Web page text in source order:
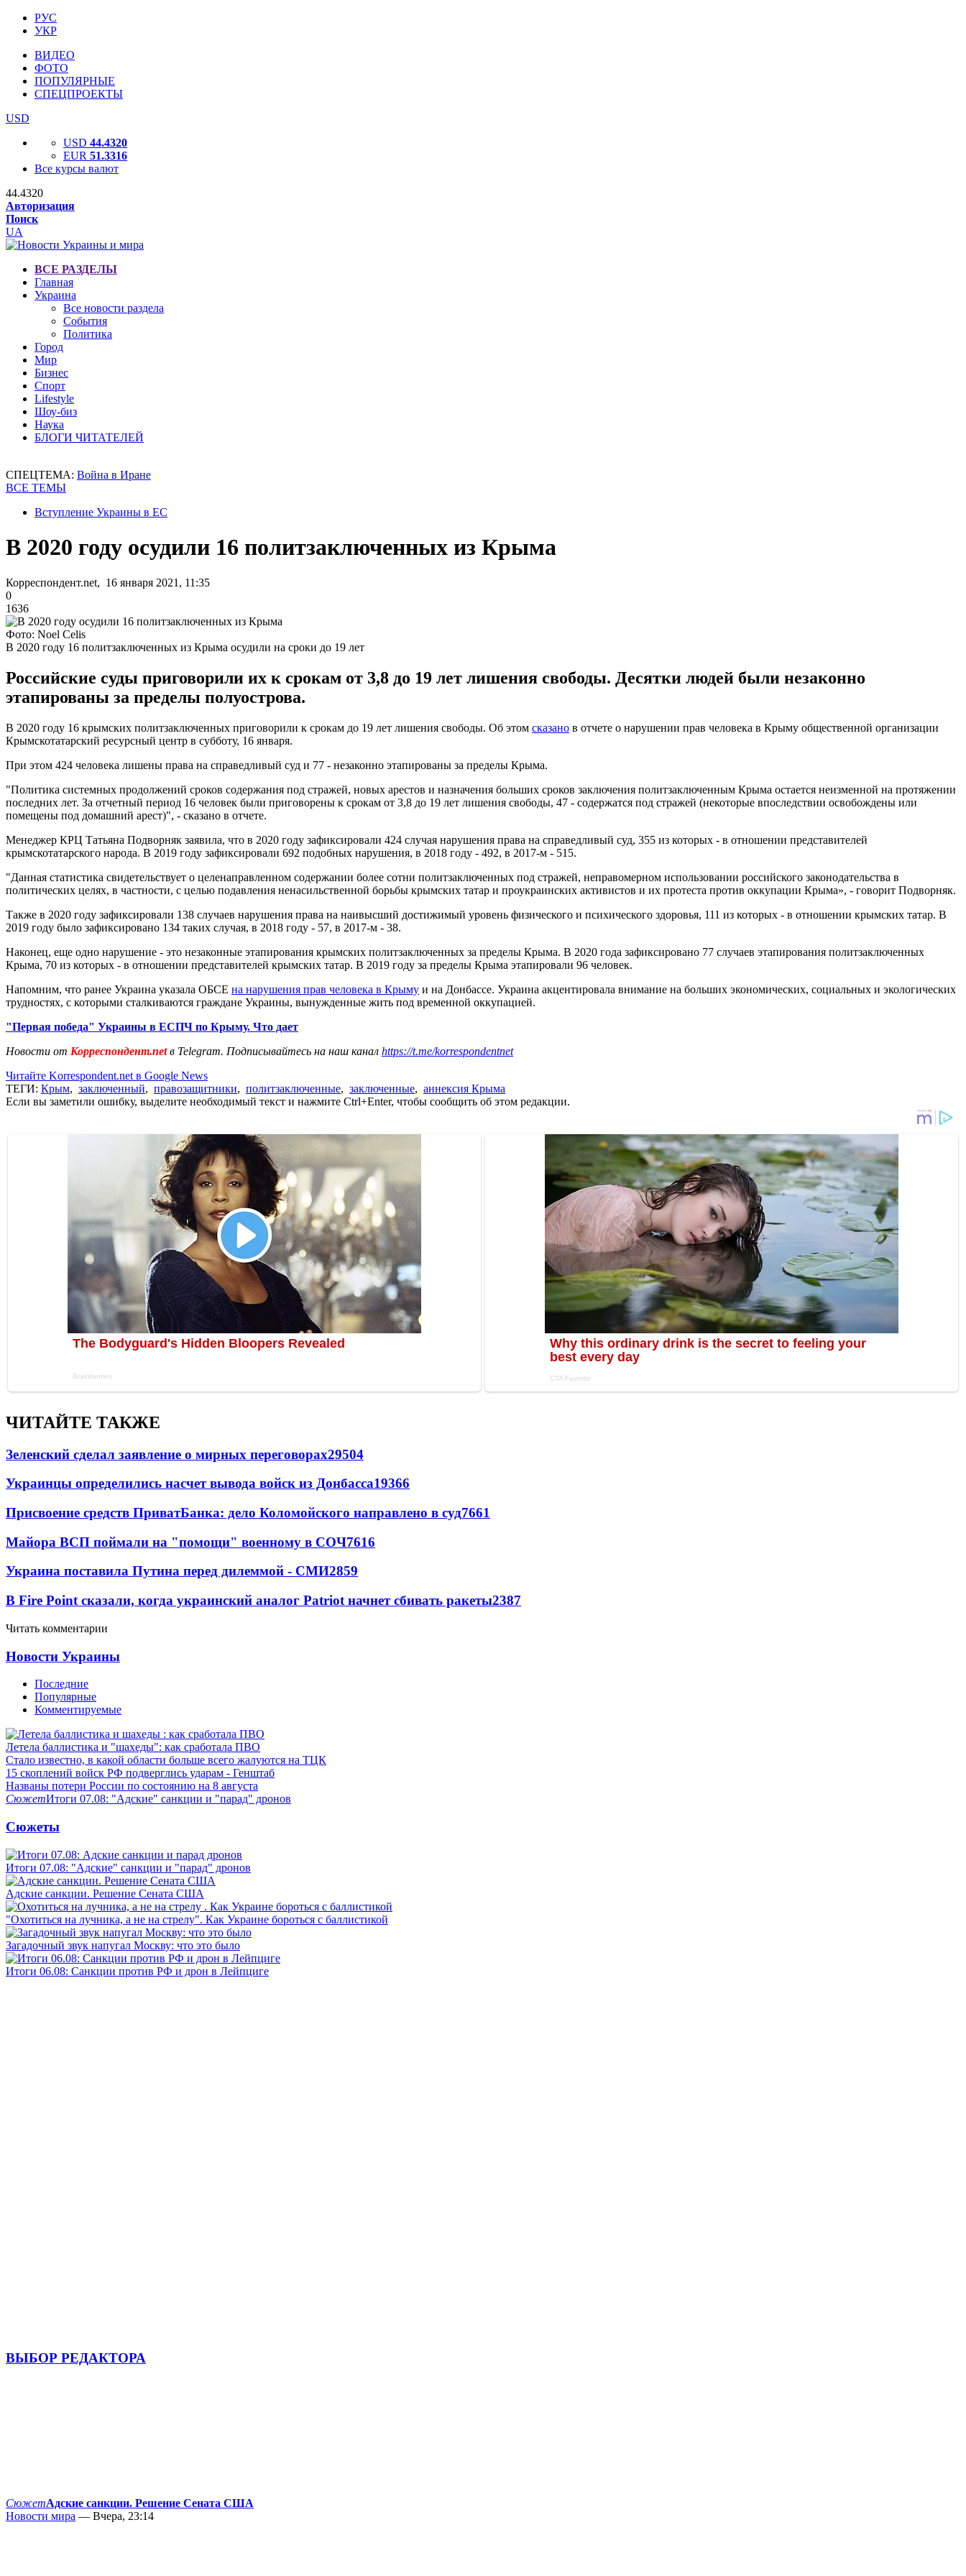
РУС
УКР
ВИДЕО
ФОТО
ПОПУЛЯРНЫЕ
СПЕЦПРОЕКТЫ
USD
USD 44.4320
EUR 51.3316
Все курсы валют
44.4320
Авторизация
Поиск
UA
ВСЕ РАЗДЕЛЫ
Главная
Украина
Все новости раздела
События
Политика
Город
Мир
Бизнес
Спорт
Lifestyle
Шоу-биз
Наука
БЛОГИ ЧИТАТЕЛЕЙ
СПЕЦТЕМА: Война в Иране
ВСЕ ТЕМЫ
Вступление Украины в ЕС
В 2020 году осудили 16 политзаключенных из Крыма
Корреспондент.net, 16 января 2021, 11:35
0
1636
Фото: Noel Celis
В 2020 году 16 политзаключенных из Крыма осудили на сроки до 19 лет
Российские суды приговорили их к срокам от 3,8 до 19 лет лишения свободы. Десятки людей были незаконно
этапированы за пределы полуострова.
В 2020 году 16 крымских политзаключенных приговорили к срокам до 19 лет лишения свободы. Об этом сказано в отчете о нарушении прав человека в Крыму общественной организации
Крымскотатарский ресурсный центр в субботу, 16 января.
При этом 424 человека лишены права на справедливый суд и 77 - незаконно этапированы за пределы Крыма.
"Политика системных продолжений сроков содержания под стражей, новых арестов и назначения больших сроков заключения политзаключенным Крыма остается неизменной на протяжении
последних лет. За отчетный период 16 человек были приговорены к срокам от 3,8 до 19 лет лишения свободы, 47 - содержатся под стражей (некоторые впоследствии освобождены или
помещены под домашний арест)", - сказано в отчете.
Менеджер КРЦ Татьяна Подворняк заявила, что в 2020 году зафиксировали 424 случая нарушения права на справедливый суд, 355 из которых - в отношении представителей
крымскотатарского народа. В 2019 году зафиксировали 692 подобных нарушения, в 2018 году - 492, в 2017-м - 515.
"Данная статистика свидетельствует о целенаправленном содержании более сотни политзаключенных под стражей, неправомерном использовании российского законодательства в
политических целях, в частности, с целью подавления ненасильственной борьбы крымских татар и проукраинских активистов и их протеста против оккупации Крыма», - говорит Подворняк.
Также в 2020 году зафиксировали 138 случаев нарушения права на наивысший достижимый уровень физического и психического здоровья, 111 из которых - в отношении крымских татар. В
2019 году было зафиксировано 134 таких случая, в 2018 году - 57, в 2017-м - 38.
Наконец, еще одно нарушение - это незаконные этапирования крымских политзаключенных за пределы Крыма. В 2020 года зафиксировано 77 случаев этапирования политзаключенных
Крыма, 70 из которых - в отношении представителей крымских татар. В 2019 году за пределы Крыма этапировали 96 человек.
Напомним, что ранее Украина указала ОБСЕ на нарушения прав человека в Крыму и на Донбассе. Украина акцентировала внимание на больших экономических, социальных и экологических
трудностях, с которыми сталкиваются граждане Украины, вынужденные жить под временной оккупацией.
"Первая победа" Украины в ЕСПЧ по Крыму. Что дает
Новости от Корреспондент.netв Telegram. Подписывайтесь на наш канал https://t.me/korrespondentnet
Читайте Korrespondent.net в Google News
ТЕГИ: Крым, заключенный, правозащитники, политзаключенные, заключенные, аннексия Крыма
Если вы заметили ошибку, выделите необходимый текст и нажмите Ctrl+Enter, чтобы сообщить об этом редакции.
ЧИТАЙТЕ ТАКЖЕ
Зеленский сделал заявление о мирных переговорах29504
Украинцы определились насчет вывода войск из Донбасса19366
Присвоение средств ПриватБанка: дело Коломойского направлено в суд7661
Майора ВСП поймали на "помощи" военному в СОЧ7616
Украина поставила Путина перед дилеммой - СМИ2859
В Fire Point сказали, когда украинский аналог Patriot начнет сбивать ракеты2387
Читать комментарии
Новости Украины
Последние
Популярные
Комментируемые
Летела баллистика и "шахеды": как сработала ПВО
Стало известно, в какой области больше всего жалуются на ТЦК
15 скоплений войск РФ подверглись ударам - Генштаб
Названы потери России по состоянию на 8 августа
СюжетИтоги 07.08: "Адские" санкции и "парад" дронов
Сюжеты
Итоги 07.08: "Адские" санкции и "парад" дронов
Адские санкции. Решение Сената США
"Охотиться на лучника, а не на стрелу". Как Украине бороться с баллистикой
Загадочный звук напугал Москву: что это было
Итоги 06.08: Санкции против РФ и дрон в Лейпциге
ВЫБОР РЕДАКТОРА
СюжетАдские санкции. Решение Сената США
Новости мира — Вчера, 23:14